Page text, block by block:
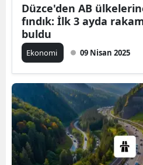
Düzce'den AB
fındık: İlk 3 ayda
buldu
Ekonomi 09 Nisan 2025